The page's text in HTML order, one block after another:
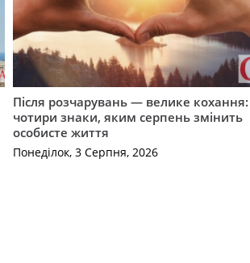
Після розчарувань — велике кохання:
чотири знаки, яким серпень змінить
особисте життя
Понеділок, 3 Серпня, 2026